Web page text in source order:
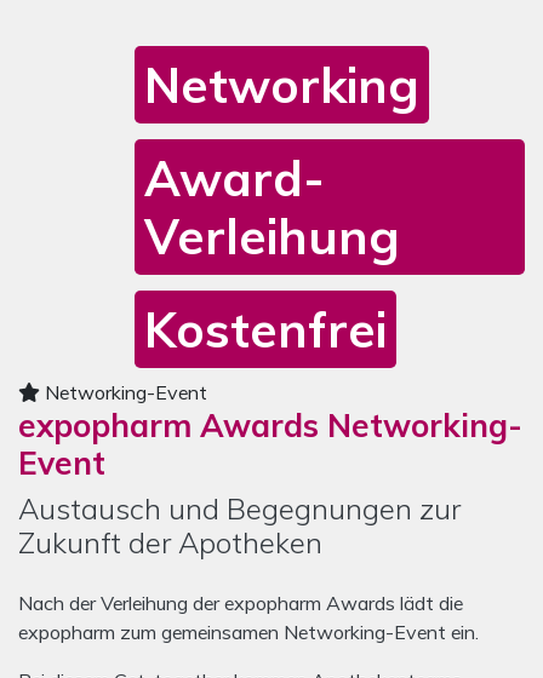
Networking
Award-
Verleihung
Kostenfrei
Mediengalerie zum Awards Networking-Event
Das Karussell enthält ein Bild zum Awards Networking-
Networking-Event
expopharm Awards Networking-
Event
Austausch und Begegnungen zur
Zukunft der Apotheken
Nach der Verleihung der expopharm Awards lädt die
expopharm zum gemeinsamen Networking-Event ein.